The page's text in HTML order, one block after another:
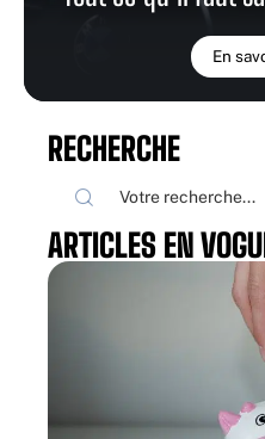
En
RECHERCHE
ARTICLES EN